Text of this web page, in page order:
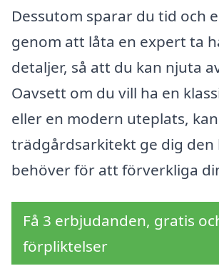
Dessutom sparar du tid och
genom att låta en expert ta
detaljer, så att du kan njuta
Oavsett om du vill ha en
eller en modern uteplats,
trädgårdsarkitekt ge dig den
behöver för att förverkliga
Få 3 erbjudanden, gratis
förpliktelser